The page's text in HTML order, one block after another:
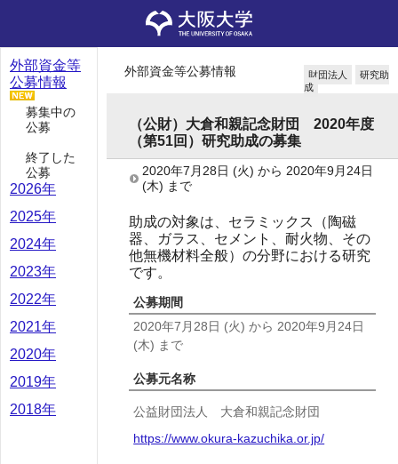
外部資金等
公募情報
募集中の
公募
終了した
公募
2026年
2025年
2024年
2023年
2022年
2021年
2020年
2019年
2018年
外部資金等公募情報 財団法人
研究助
成
（公財）大倉和親記念財団 2020年度
（第51回）研究助成の募集
2020年7月28日 (火) から 2020年9月24日
(木) まで
助成の対象は、セラミックス（陶磁
器、ガラス、セメント、耐火物、その
他無機材料全般）の分野における研究
です。
公募期間
2020年7月28日 (火) から 2020年9月24日
(木) まで
公募元名称
公益財団法人 大倉和親記念財団
https://www.okura-kazuchika.or.jp/